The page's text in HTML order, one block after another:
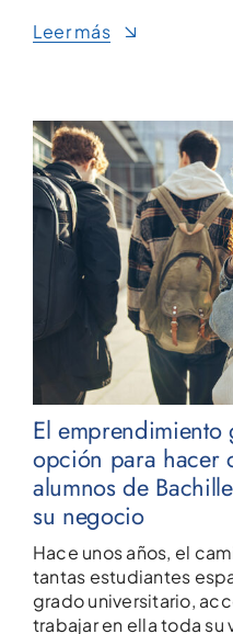
Leer más
El emprendimiento
opción para hacer
alumnos de
su negocio
Hace unos años, el
tantas estudiantes
grado universitario,
trabajar en ella toda